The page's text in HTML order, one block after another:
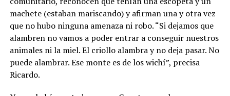
machete (estaban mariscando) y afirman una y otra vez
que no hubo ninguna amenaza ni robo. “Si dejamos que
alambren no vamos a poder entrar a conseguir nuestros
animales ni la miel. El criollo alambra y no deja pasar. No
puede alambrar. Ese monte es de los wichí”, precisa
Ricardo.